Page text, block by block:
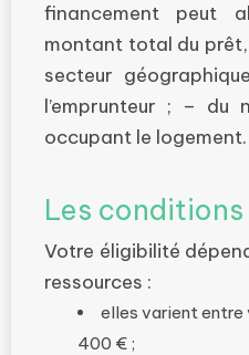
financement peut
montant total du
secteur
l’emprunteur ; – du
occupant le logement.
Les
Votre éligibilité
ressources :
elles varient entre
400 € ;